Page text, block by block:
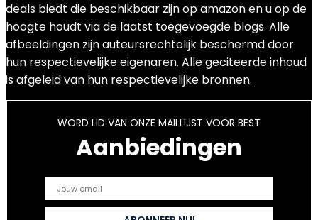
deals biedt die beschikbaar zijn op amazon en u op de
hoogte houdt via de laatst toegevoegde blogs. Alle
afbeeldingen zijn auteursrechtelijk beschermd door
hun respectievelijke eigenaren. Alle geciteerde inhoud
is afgeleid van hun respectievelijke bronnen.
WORD LID VAN ONZE MAILLIJST VOOR BEST
Aanbiedingen